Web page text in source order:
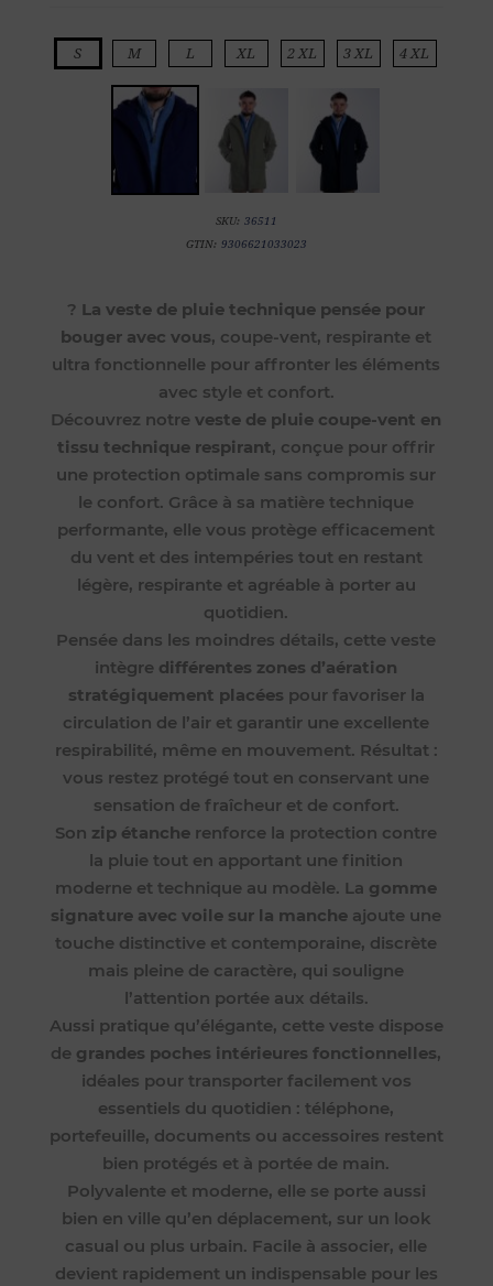
S M L XL 2 XL 3 XL 4 XL
SKU: 36511
GTIN: 9306621033023
? La veste de pluie technique pensée pour
bouger avec vous, coupe-vent, respirante et
ultra fonctionnelle pour affronter les éléments
avec style et confort.
Découvrez notreveste de pluie coupe-vent en
tissu technique respirant, conçue pour offrir
une protection optimale sans compromis sur
le confort. Grâce à sa matière technique
performante, elle vous protège efficacement
du vent et des intempéries tout en restant
légère, respirante et agréable à porter au
quotidien.
Pensée dans les moindres détails, cette veste
intègre différentes zones d’aération
stratégiquement placées pour favoriser la
circulation de l’air et garantir une excellente
respirabilité, même en mouvement. Résultat :
vous restez protégé tout en conservant une
sensation de fraîcheur et de confort.
Son zip étanche renforce la protection contre
la pluie tout en apportant une finition
moderne et technique au modèle. La gomme
signature avec voile sur la manche ajoute une
touche distinctive et contemporaine, discrète
mais pleine de caractère, qui souligne
l’attention portée aux détails.
Aussi pratique qu’élégante, cette veste dispose
de grandes poches intérieures fonctionnelles,
idéales pour transporter facilement vos
essentiels du quotidien : téléphone,
portefeuille, documents ou accessoires restent
bien protégés et à portée de main.
Polyvalente et moderne, elle se porte aussi
bien en ville qu’en déplacement, sur un look
casual ou plus urbain. Facile à associer, elle
devient rapidement un indispensable pour les